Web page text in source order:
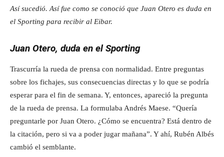
Así sucedió. Así fue como se conoció que Juan Otero es duda en
el Sporting para recibir al Eibar.
Juan Otero, duda en el Sporting
Trascurría la rueda de prensa con normalidad. Entre preguntas
sobre los fichajes, sus consecuencias directas y lo que se podría
esperar para el fin de semana. Y, entonces, apareció la pregunta
de la rueda de prensa. La formulaba Andrés Maese. “Quería
preguntarle por Juan Otero. ¿Cómo se encuentra? Está dentro de
la citación, pero si va a poder jugar mañana”. Y ahí, Rubén Albés
cambió el semblante.